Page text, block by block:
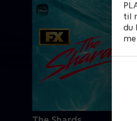
til
du